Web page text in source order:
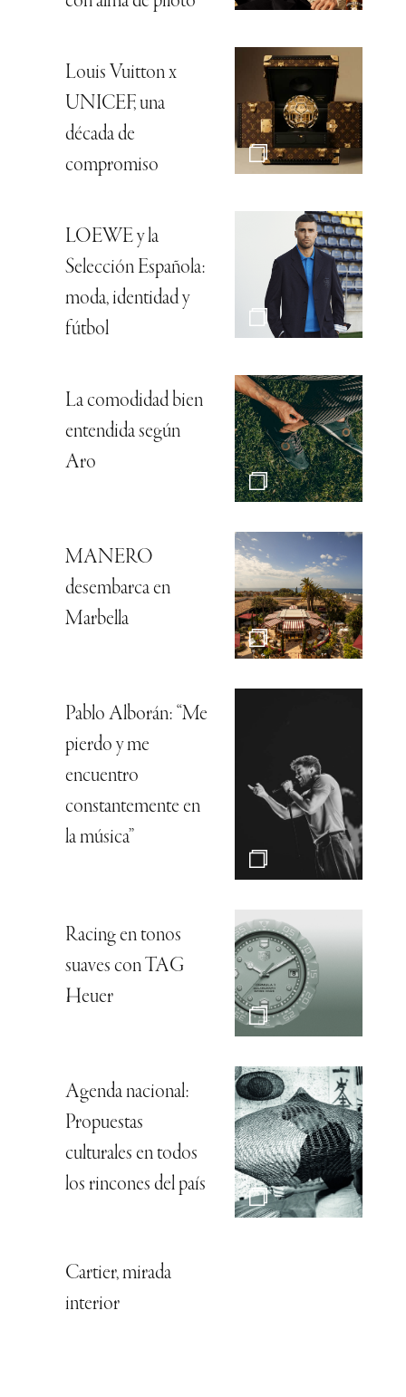
Louis Vuitton x
UNICEF, una
década de
compromiso
LOEWE y la
Selección Española:
moda, identidad y
fútbol
La comodidad bien
entendida según
Aro
MANERO
desembarca en
Marbella
Pablo Alborán: “Me
pierdo y me
encuentro
constantemente en
la música”
Racing en tonos
suaves con TAG
Heuer
Agenda nacional:
Propuestas
culturales en todos
los rincones del país
Cartier, mirada
interior